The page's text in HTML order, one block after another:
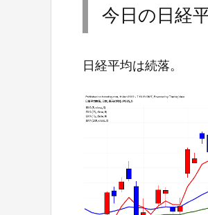
今日の日経
日経平均は続落。